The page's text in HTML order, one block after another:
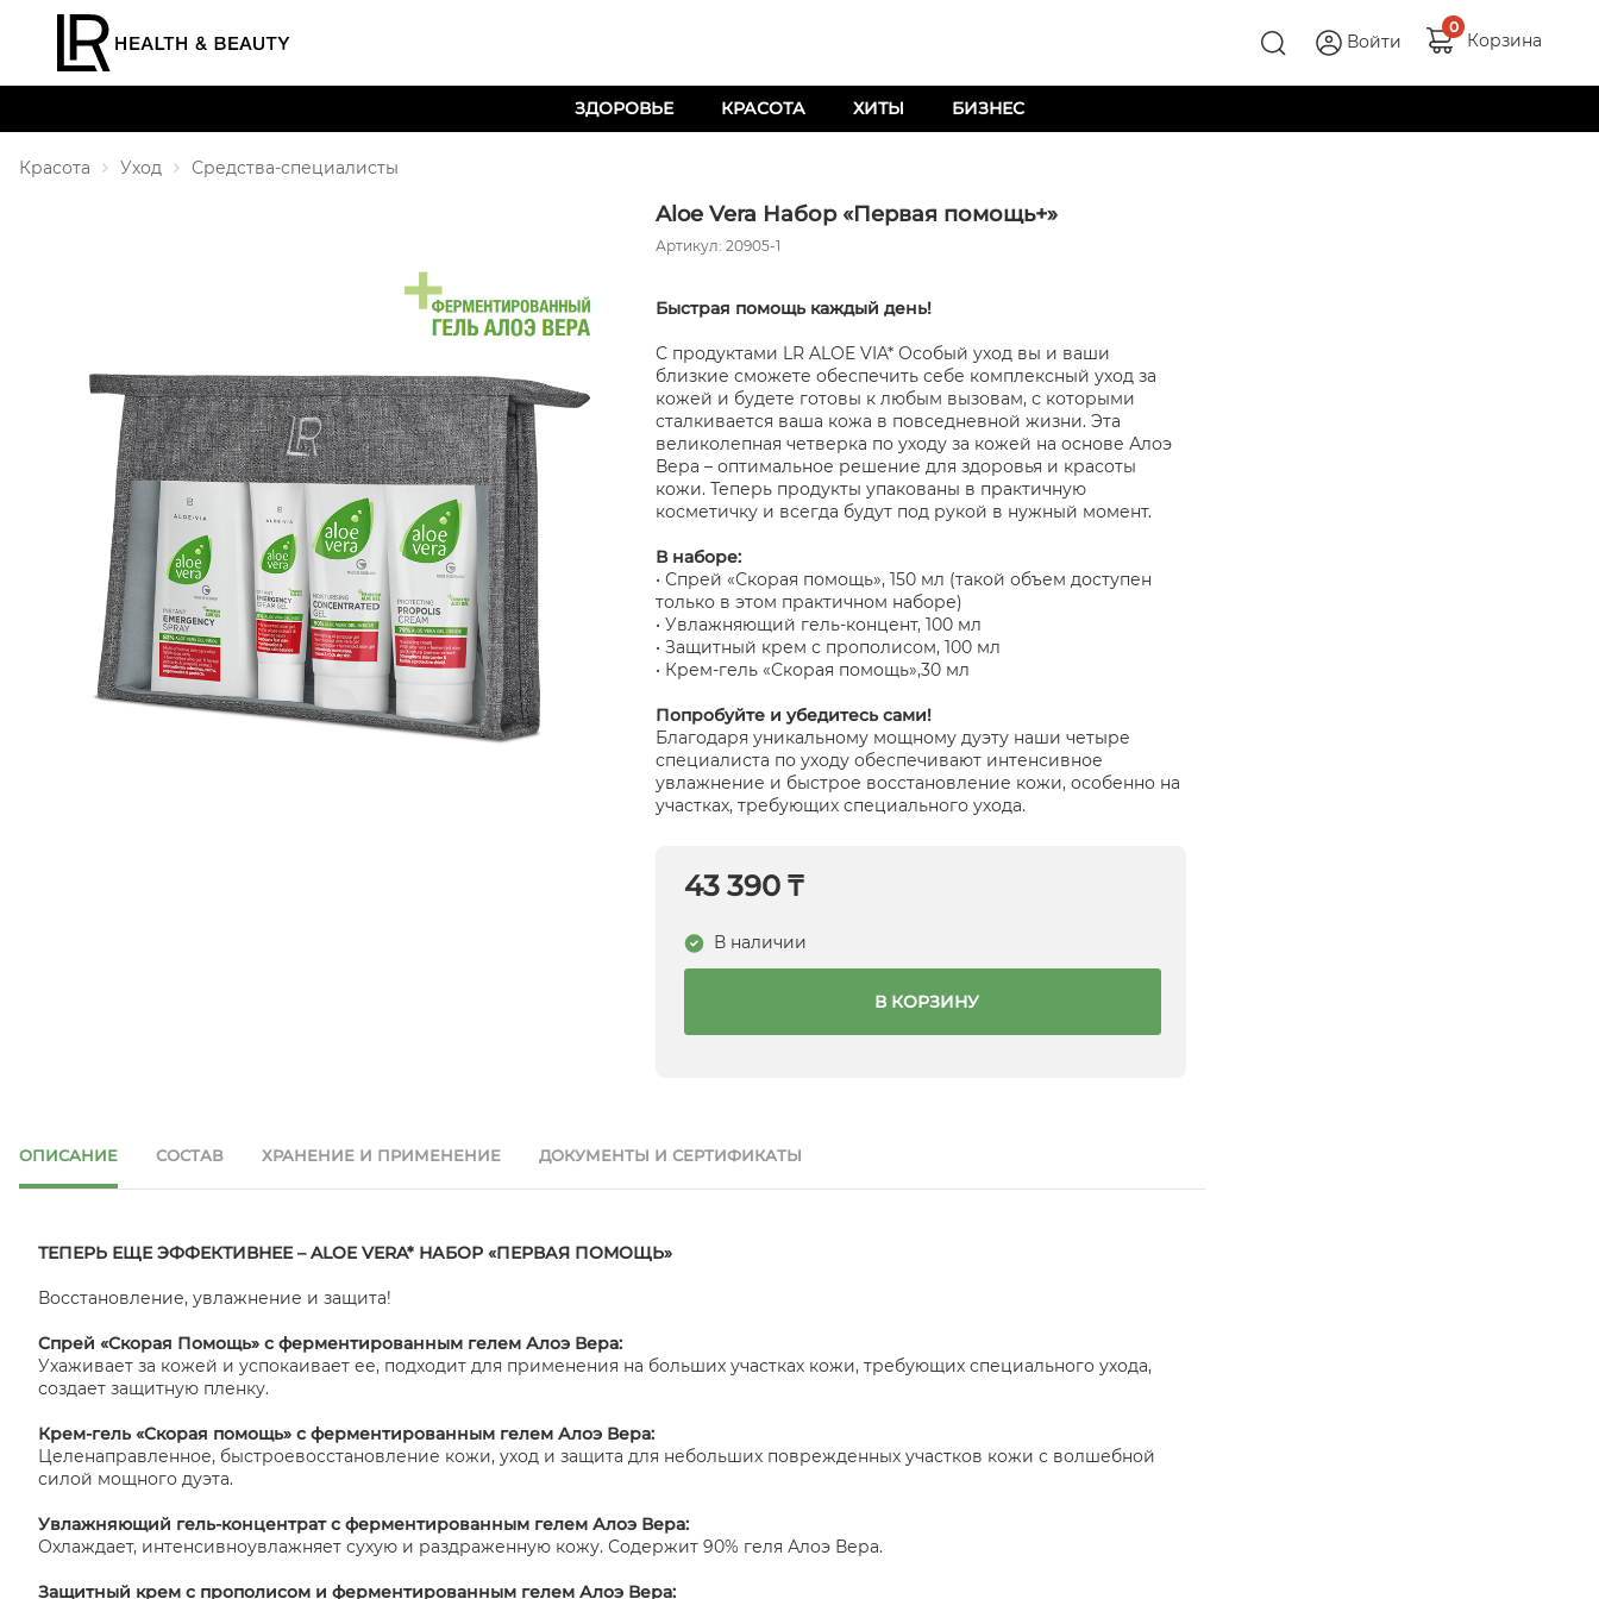
Войти
0
Корзина
ЗДОРОВЬЕ КРАСОТА ХИТЫ БИЗНЕС
Красота Уход Средства-специалисты
Aloe Vera Набор «Первая помощь+»
Артикул: 20905-1
Быстрая помощь каждый день!
С продуктами LR ALOE VIA* Особый уход вы и ваши
близкие сможете обеспечить себе комплексный уход за
кожей и будете готовы к любым вызовам, с которыми
сталкивается ваша кожа в повседневной жизни. Эта
великолепная четверка по уходу за кожей на основе Алоэ
Вера – оптимальное решение для здоровья и красоты
кожи. Теперь продукты упакованы в практичную
косметичку и всегда будут под рукой в нужный момент.
В наборе:
• Спрей «Скорая помощь», 150 мл (такой объем доступен
только в этом практичном наборе)
• Увлажняющий гель-концент, 100 мл
• Защитный крем с прополисом, 100 мл
• Крем-гель «Скорая помощь»,30 мл
Попробуйте и убедитесь сами!
Благодаря уникальному мощному дуэту наши четыре
специалиста по уходу обеспечивают интенсивное
увлажнение и быстрое восстановление кожи, особенно на
участках, требующих специального ухода.
43 390 ₸
В наличии
В КОРЗИНУ
ОПИСАНИЕ СОСТАВ ХРАНЕНИЕ И ПРИМЕНЕНИЕ ДОКУМЕНТЫ И СЕРТИФИКАТЫ
ТЕПЕРЬ ЕЩЕ ЭФФЕКТИВНЕЕ – ALOE VERA* НАБОР «ПЕРВАЯ ПОМОЩЬ»
Восстановление, увлажнение и защита!
Cпрей «Cкорая Помощь» с ферментированным гелем Алоэ Вера:
Ухаживает за кожей и успокаивает ее, подходит для применения на больших участках кожи, требующих специального ухода,
создает защитную пленку.
Крем-гель «Cкорая помощь» с ферментированным гелем Алоэ Вера:
Целенаправленное, быстроевосстановление кожи, уход и защита для небольших поврежденных участков кожи с волшебной
силой мощного дуэта.
Увлажняющий гель-концентрат с ферментированным гелем Алоэ Вера:
Охлаждает, интенсивноувлажняет сухую и раздраженную кожу. Содержит 90% геля Алоэ Вера.
Защитный крем с прополисом и ферментированным гелем Алоэ Вера: